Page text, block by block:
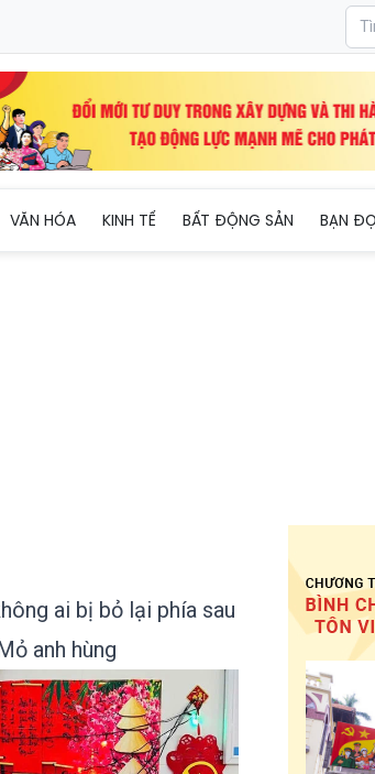
VĂN HÓA KINH TẾ BẤT ĐỘNG SẢN BẠN
ai bị bỏ lại phía sau
anh hùng